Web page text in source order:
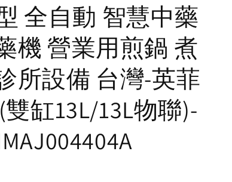
全自動 智慧中藥
機 營業用煎鍋 煮
所設備 台灣-英菲
缸13L/13L物聯)-